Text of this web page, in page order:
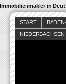
Immobilienmakler in
START
NIEDERSACHSEN